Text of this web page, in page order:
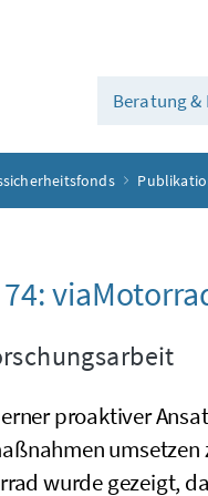
Beratung &
proaktiver
wurde gezeigt,